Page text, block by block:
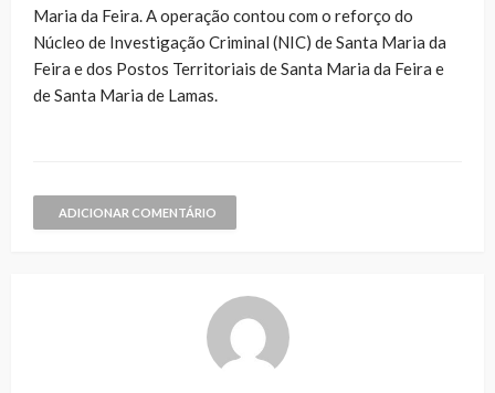
Maria da Feira. A operação contou com o reforço do
Núcleo de Investigação Criminal (NIC) de Santa Maria da
Feira e dos Postos Territoriais de Santa Maria da Feira e
de Santa Maria de Lamas.
ADICIONAR COMENTÁRIO